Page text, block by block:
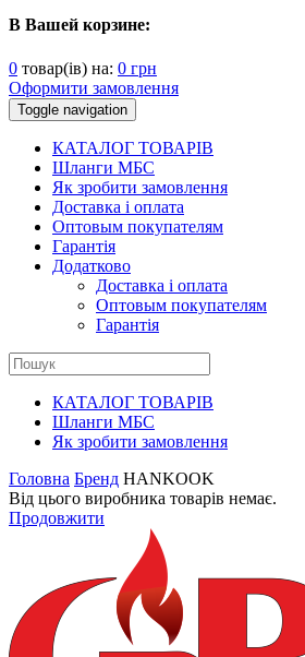
В Вашей корзине:
0 товар(ів) на: 0 грн
Оформити замовлення
Toggle navigation
КАТАЛОГ ТОВАРІВ
Шланги МБС
Як зробити замовлення
Доставка і оплата
Оптовым покупателям
Гарантія
Додатково
Доставка і оплата
Оптовым покупателям
Гарантія
КАТАЛОГ ТОВАРІВ
Шланги МБС
Як зробити замовлення
Головна Бренд HANKOOK
Від цього виробника товарів немає.
Продовжити